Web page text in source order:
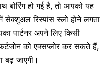
हो गई है, तो आपको यह
रिस्पांस स्लो होने लगता
पार्टनर अपने लिए किसी
को एक्सप्लोर कर सकते हैं,
जाएगी।